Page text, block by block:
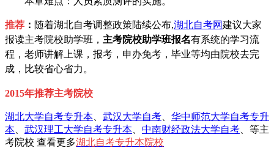
推荐 ： 随着湖北自考调整政策陆续公布,湖北自考网建议大家
报读主考院校助学班， 主考院校助学班报名有系统的学习流
程，老师讲解上课，报考，申办免考，毕业等均由院校去完
成，比较省心省力。
2015年推荐主考院校
湖北大学自考专升本 武汉大学自考
华中师范大学自考专升
本
武汉理工大学自考专升本 中南财经政法大学自考 、等主
考院校 查看更多湖北自考专升本院校